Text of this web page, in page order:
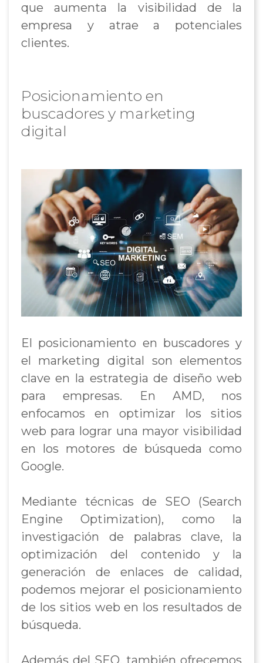
que aumenta la visibilidad de la
empresa y atrae a potenciales
clientes.
Posicionamiento en
buscadores y marketing
digital
El posicionamiento en buscadores y
el marketing digital son elementos
clave en la estrategia de diseño web
para empresas. En AMD, nos
enfocamos en optimizar los sitios
web para lograr una mayor visibilidad
en los motores de búsqueda como
Google.
Mediante técnicas de SEO (Search
Engine Optimization), como la
investigación de palabras clave, la
optimización del contenido y la
generación de enlaces de calidad,
podemos mejorar el posicionamiento
de los sitios web en los resultados de
búsqueda.
Además del SEO, también ofrecemos